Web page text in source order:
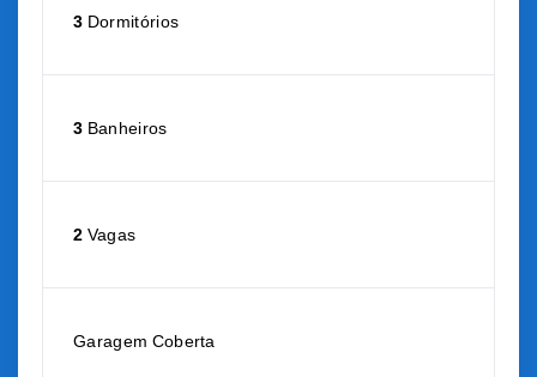
3 Dormitórios
3 Banheiros
2 Vagas
Garagem Coberta